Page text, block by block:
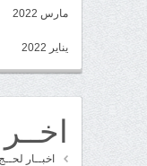
مارس 2022
يناير 2022
اخبــار لحــج